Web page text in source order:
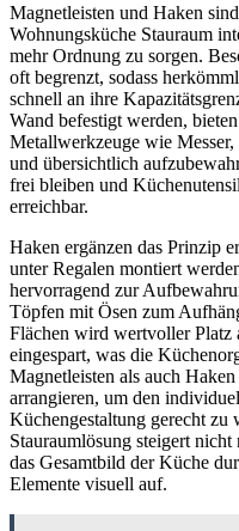
Magnetleisten und Haken
Wohnungsküche Stauraum
mehr Ordnung zu sorgen.
oft begrenzt, sodass
schnell an ihre
Wand befestigt werden,
Metallwerkzeuge wie
und übersichtlich
frei bleiben und
erreichbar.
Haken ergänzen das Prinzip
unter Regalen montiert
hervorragend zur
Töpfen mit Ösen zum
Flächen wird wertvoller Platz
eingespart, was die
Magnetleisten als auch
arrangieren, um den
Küchengestaltung gerecht zu
Stauraumlösung steigert
das Gesamtbild der Küche
Elemente visuell auf.